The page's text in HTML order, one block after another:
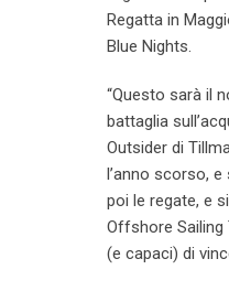
Regatta in
Blue Nights.
“Questo sarà il
battaglia
Outsider di
l’anno scorso,
poi le regate, e
Offshore Sailing
(e capaci) di